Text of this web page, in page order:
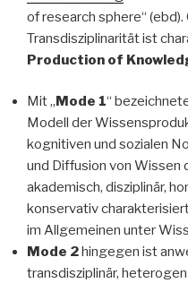
of research sphere“
Transdisziplinarität ist
Production of
Mit „Mode 1“
Modell der
kognitiven und sozialen
und Diffusion von Wissen
akademisch, disziplinär,
konservativ
im Allgemeinen unter
Mode 2hingegen ist
transdisziplinär,